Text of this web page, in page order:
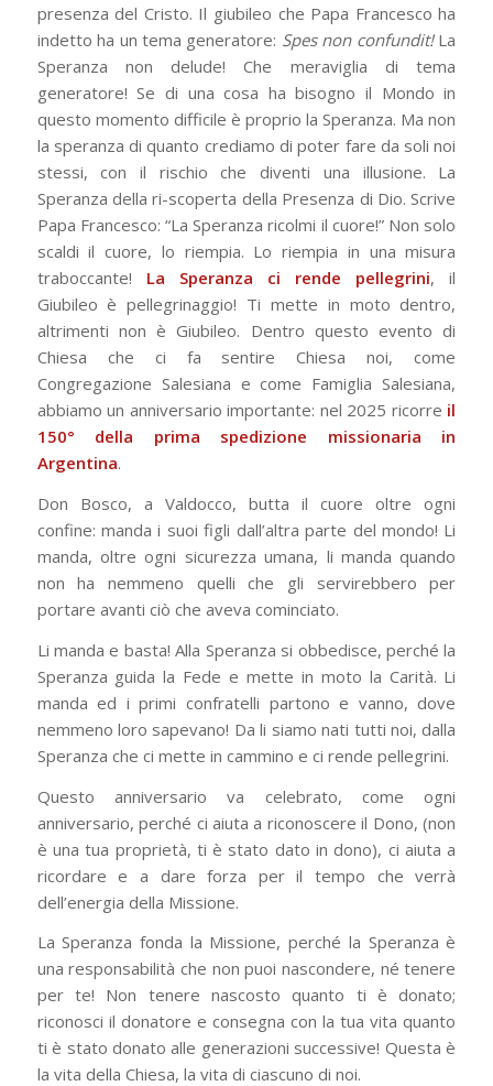
presenza del Cristo. Il giubileo che Papa Francesco ha
indetto ha un tema generatore: Spes non confundit!La
Speranza non delude! Che meraviglia di tema
generatore! Se di una cosa ha bisogno il Mondo in
questo momento difficile è proprio la Speranza. Ma non
la speranza di quanto crediamo di poter fare da soli noi
stessi, con il rischio che diventi una illusione. La
Speranza della ri-scoperta della Presenza di Dio. Scrive
Papa Francesco: “La Speranza ricolmi il cuore!” Non solo
scaldi il cuore, lo riempia. Lo riempia in una misura
traboccante! La Speranza ci rende pellegrini, il
Giubileo è pellegrinaggio! Ti mette in moto dentro,
altrimenti non è Giubileo. Dentro questo evento di
Chiesa che ci fa sentire Chiesa noi, come
Congregazione Salesiana e come Famiglia Salesiana,
abbiamo un anniversario importante: nel 2025 ricorre il
150° della prima spedizione missionaria in
Argentina.
Don Bosco, a Valdocco, butta il cuore oltre ogni
confine: manda i suoi figli dall’altra parte del mondo! Li
manda, oltre ogni sicurezza umana, li manda quando
non ha nemmeno quelli che gli servirebbero per
portare avanti ciò che aveva cominciato.
Li manda e basta! Alla Speranza si obbedisce, perché la
Speranza guida la Fede e mette in moto la Carità. Li
manda ed i primi confratelli partono e vanno, dove
nemmeno loro sapevano! Da li siamo nati tutti noi, dalla
Speranza che ci mette in cammino e ci rende pellegrini.
Questo anniversario va celebrato, come ogni
anniversario, perché ci aiuta a riconoscere il Dono, (non
è una tua proprietà, ti è stato dato in dono), ci aiuta a
ricordare e a dare forza per il tempo che verrà
dell’energia della Missione.
La Speranza fonda la Missione, perché la Speranza è
una responsabilità che non puoi nascondere, né tenere
per te! Non tenere nascosto quanto ti è donato;
riconosci il donatore e consegna con la tua vita quanto
ti è stato donato alle generazioni successive! Questa è
la vita della Chiesa, la vita di ciascuno di noi.